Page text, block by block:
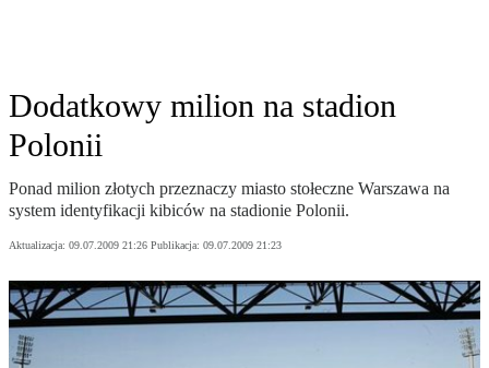
Dodatkowy milion na stadion
Polonii
Ponad milion złotych przeznaczy miasto stołeczne Warszawa na
system identyfikacji kibiców na stadionie Polonii.
Aktualizacja: 09.07.2009 21:26 Publikacja: 09.07.2009 21:23